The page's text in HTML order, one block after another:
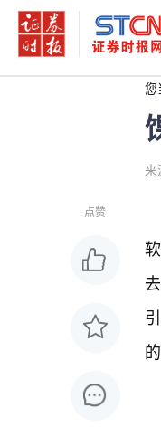
您
点赞